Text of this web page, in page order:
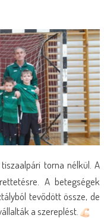
torna nélkül. A
A betegségek
tevődött össze, de
a szereplést.